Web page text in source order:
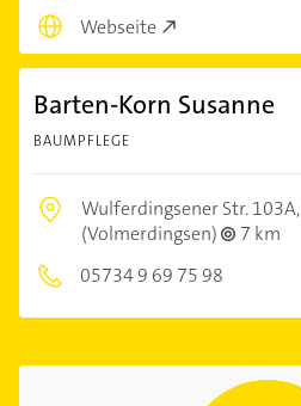
Webseite
Barten-Korn Susanne
BAUMPFLEGE
Wulferdingsener Str. 103A,
(Volmerdingsen)
7 km
05734 9 69 75 98